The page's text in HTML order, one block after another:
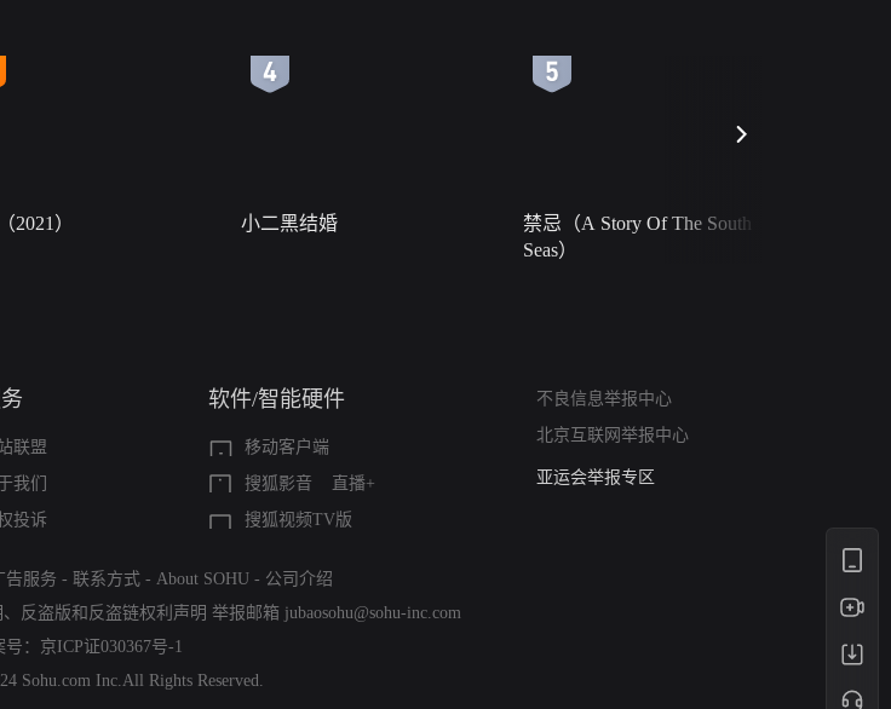
2021） 小二黑结婚
禁忌（A Story Of The South
Seas）
联盟
我们
投诉
软件/智能硬件
移动客户端
搜狐影音
直播+
搜狐视频TV版
不良信息举报中心
北京互联网举报中心
算法推荐专项举报
亚运会举报专区
告服务 - 联系方式 - About SOHU - 公司介绍
、 反盗版和反盗链权利声明 举报邮箱 jubaosohu@sohu-inc.com
： 京ICP证030367号-1
Sohu.com Inc.All Rights Reserved.